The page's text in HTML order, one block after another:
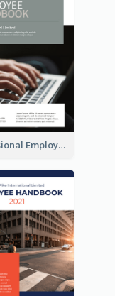
Professional Employee Handbook